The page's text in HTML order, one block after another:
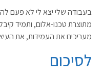
בעבודה שלי יצא לי לא פעם
מתוצרת טכנו-אלום, ותמיד
מעריכים את העמידות, את
לסיכום